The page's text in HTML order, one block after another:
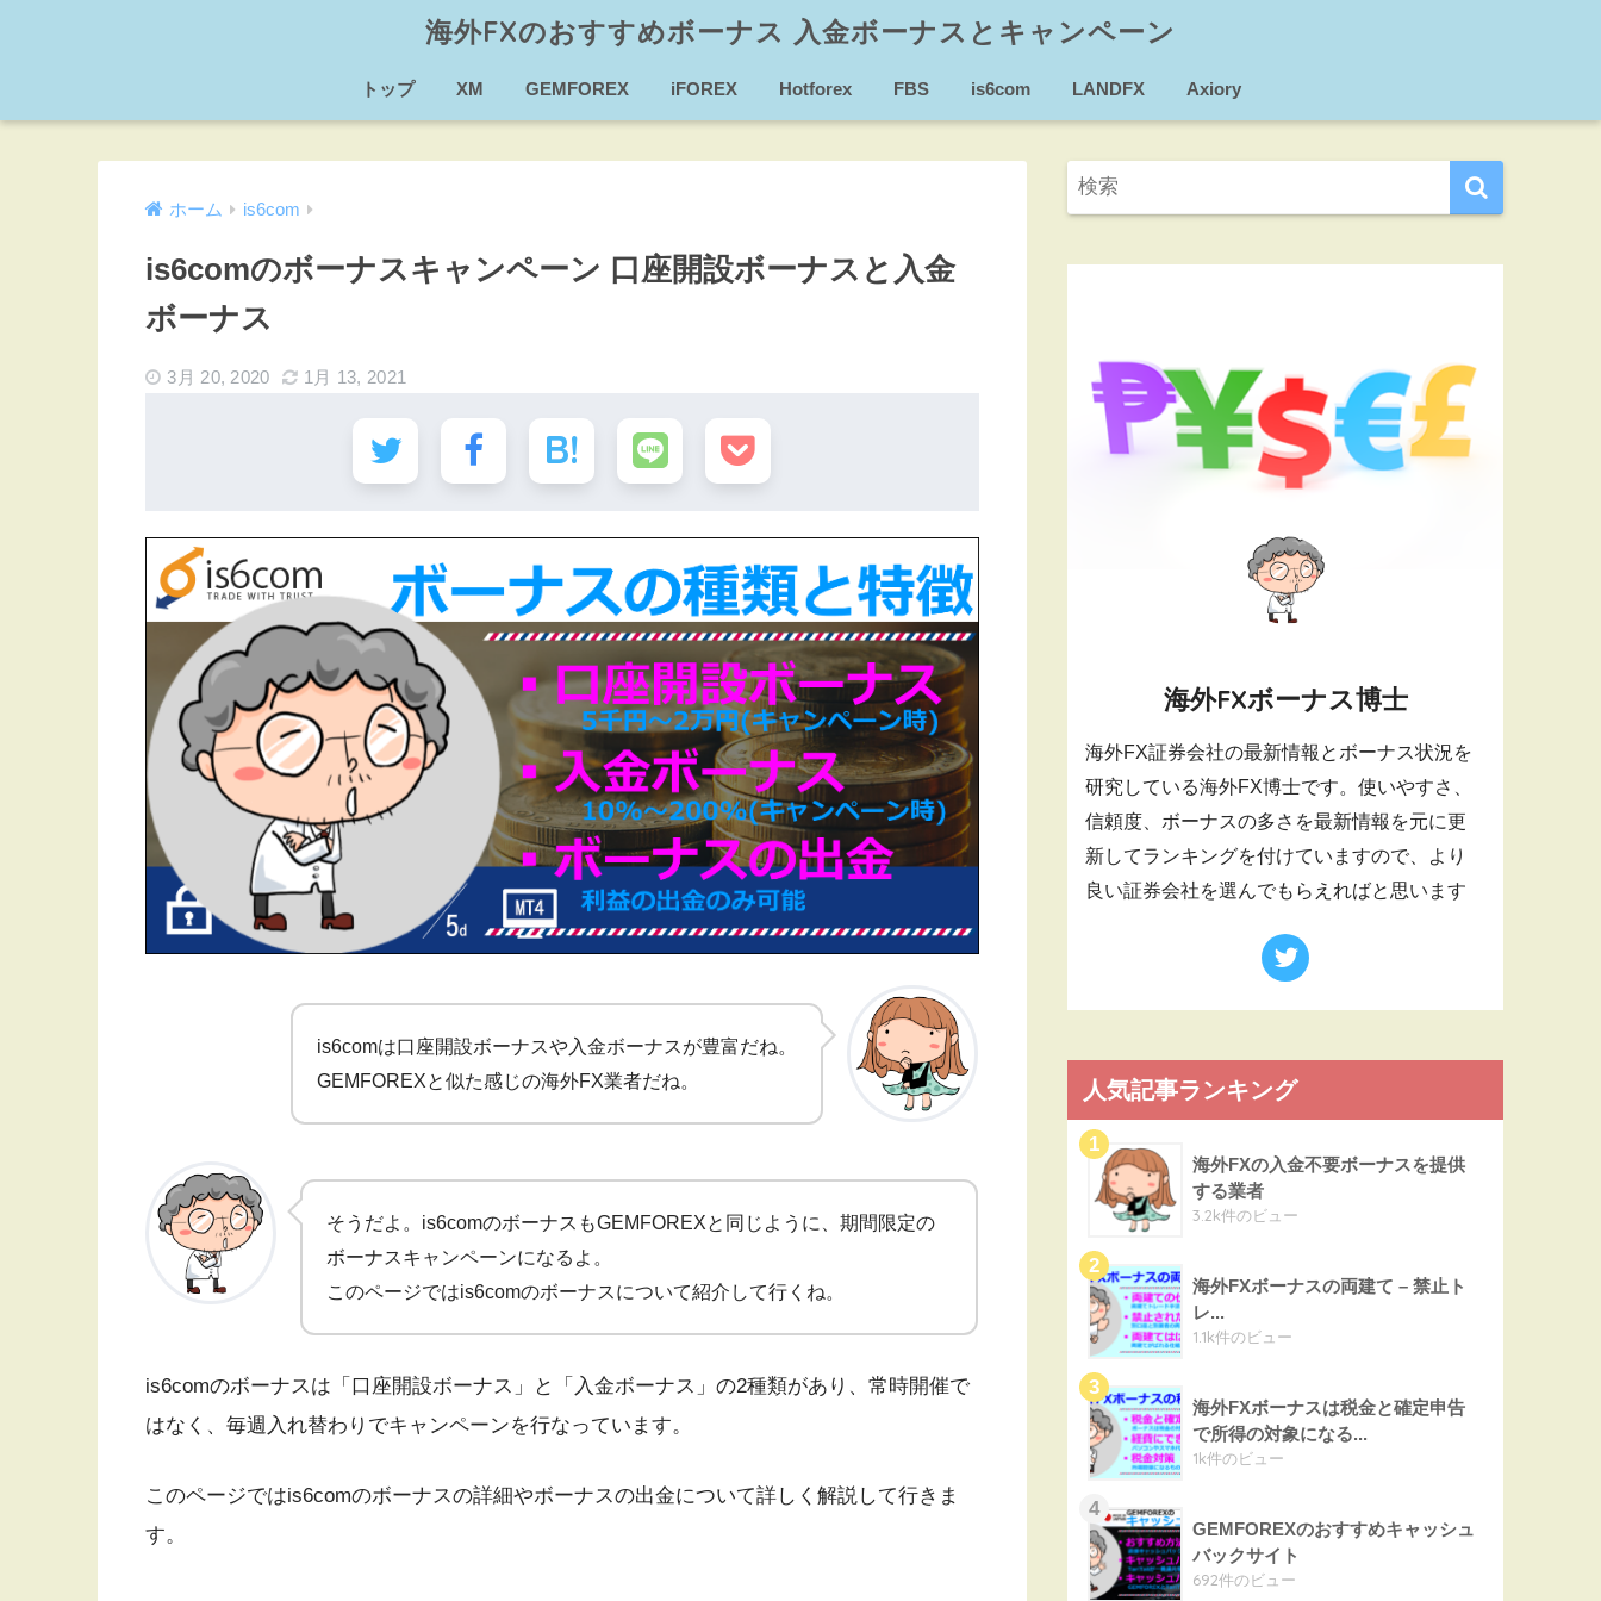
海外FXのおすすめボーナス 入金ボーナスとキャンペーン
トップ XM GEMFOREX iFOREX Hotforex FBS is6com LANDFX Axiory
ホーム is6com
is6comのボーナスキャンペーン 口座開設ボーナスと入金
ボーナス
3月 20, 2020 1月 13, 2021
is6comは口座開設ボーナスや入金ボーナスが豊富だね。
GEMFOREXと似た感じの海外FX業者だね。
そうだよ。is6comのボーナスもGEMFOREXと同じように、期間限定の
ボーナスキャンペーンになるよ。
このページではis6comのボーナスについて紹介して行くね。
is6comのボーナスは「口座開設ボーナス」と「入金ボーナス」の2種類があり、常時開催で
はなく、毎週入れ替わりでキャンペーンを行なっています。
このページではis6comのボーナスの詳細やボーナスの出金について詳しく解説して行きま
す。
海外FXボーナス博士
海外FX証券会社の最新情報とボーナス状況を
研究している海外FX博士です。使いやすさ、
信頼度、ボーナスの多さを最新情報を元に更
新してランキングを付けていますので、より
良い証券会社を選んでもらえればと思います
人気記事ランキング
海外FXの入金不要ボーナスを提供
する業者
3.2k件のビュー
海外FXボーナスの両建て – 禁止ト
レ...
1.1k件のビュー
海外FXボーナスは税金と確定申告
で所得の対象になる...
1k件のビュー
GEMFOREXのおすすめキャッシュ
バックサイト
692件のビュー